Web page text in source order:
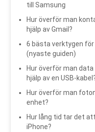
till Samsung
Hur överför man
hjälp av Gmail?
6 bästa verktygen
(nyaste guiden)
Hur överför man
hjälp av en USB-
Hur överför man
enhet?
Hur lång tid tar det
iPhone?